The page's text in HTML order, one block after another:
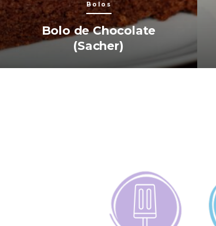
Bolos
Bolo de Chocolate
(Sacher)